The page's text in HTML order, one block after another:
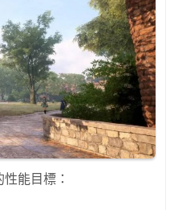
能目標：